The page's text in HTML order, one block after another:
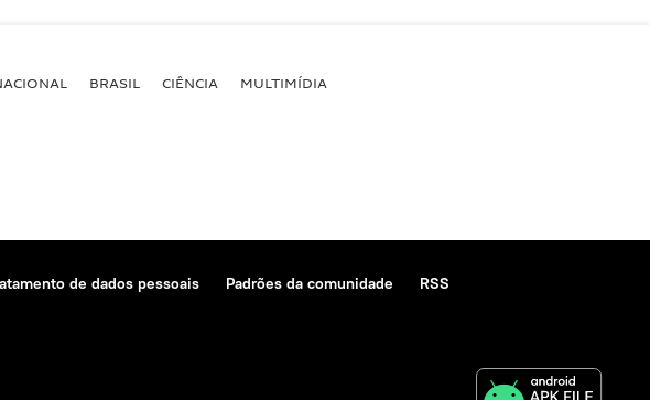
BRASIL CIÊNCIA MULTIMÍDIA
de dados pessoais Padrões da comunidade
RSS